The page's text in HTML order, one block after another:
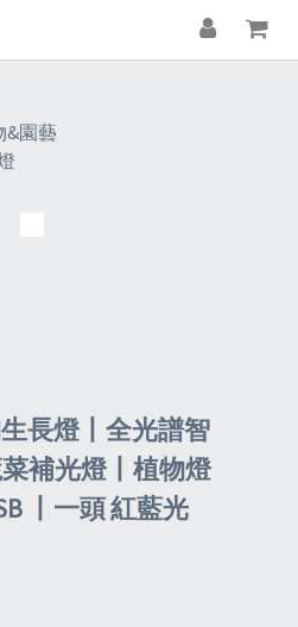
&園藝
長燈丨全光譜智
補光燈丨植物燈
丨一頭 紅藍光